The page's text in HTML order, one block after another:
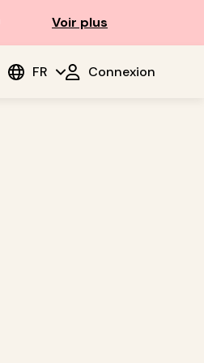
Voir plus
FR Connexion